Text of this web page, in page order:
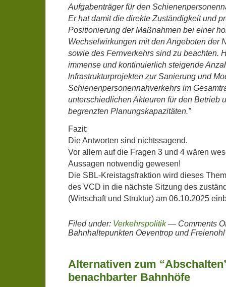
Aufgabenträger für den
Er hat damit die direkte Zuständigkeit und
Positionierung der Maßnahmen bei einer
Wechselwirkungen mit den Angeboten der
sowie des Fernverkehrs sind zu beachten.
immense und kontinuierlich steigende
lnfrastrukturprojekten zur Sanierung und
Schienenpersonennahverkehrs im
unterschiedlichen Akteuren für den Betrieb
begrenzten Planungskapazitäten.”
Fazit:
Die Antworten sind nichtssagend.
Vor allem auf die Fragen 3 und 4 wären
Aussagen notwendig gewesen!
Die SBL-Kreistagsfraktion wird dieses
des VCD in die nächste Sitzung des
(Wirtschaft und Struktur) am 06.10.2025
Filed under: Verkehrspolitik— Comments
Bahnhaltepunkten Oeventrop und
Alternativen zum
benachbarter Bahnhöfe